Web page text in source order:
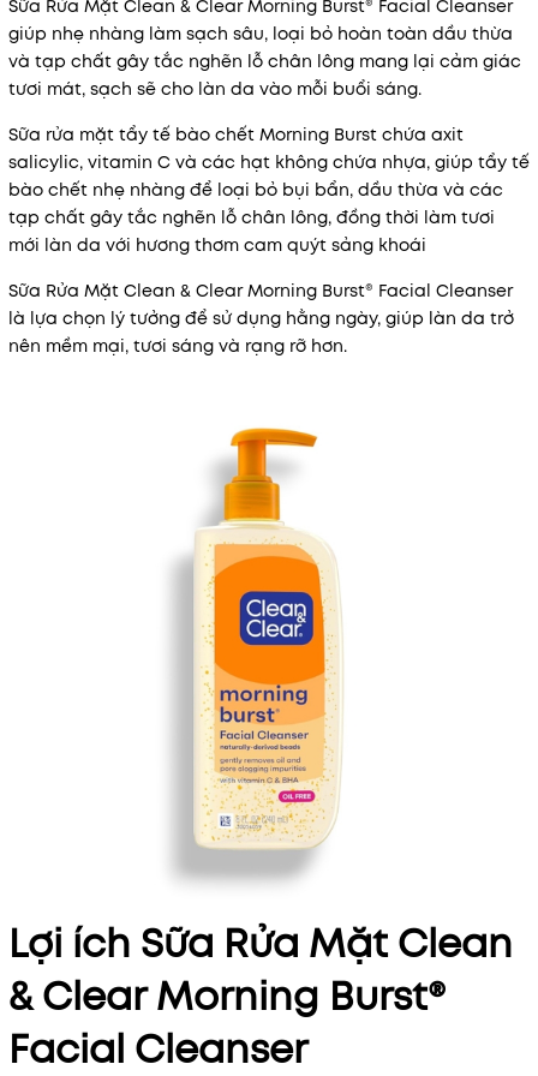
Sữa Rửa Mặt Clean & Clear Morning Burst® Facial Cleanser
giúp nhẹ nhàng làm sạch sâu, loại bỏ hoàn toàn dầu thừa
và tạp chất gây tắc nghẽn lỗ chân lông mang lại cảm giác
tươi mát, sạch sẽ cho làn da vào mỗi buổi sáng.
Sữa rửa mặt tẩy tế bào chết Morning Burst chứa axit
salicylic, vitamin C và các hạt không chứa nhựa, giúp tẩy tế
bào chết nhẹ nhàng để loại bỏ bụi bẩn, dầu thừa và các
tạp chất gây tắc nghẽn lỗ chân lông, đồng thời làm tươi
mới làn da với hương thơm cam quýt sảng khoái
Sữa Rửa Mặt Clean & Clear Morning Burst® Facial Cleanser
là lựa chọn lý tưởng để sử dụng hằng ngày, giúp làn da trở
nên mềm mại, tươi sáng và rạng rỡ hơn.
Lợi ích Sữa Rửa Mặt Clean
& Clear Morning Burst®
Facial Cleanser